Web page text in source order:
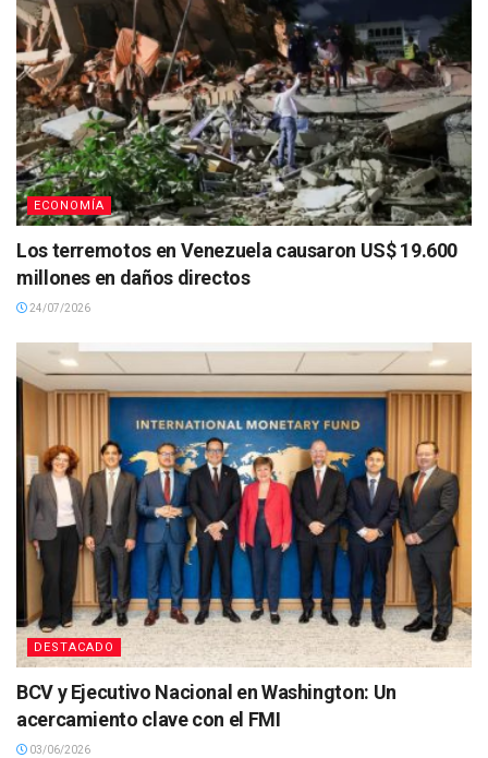
ECONOMÍA
Los terremotos en Venezuela causaron US$ 19.600
millones en daños directos
24/07/2026
DESTACADO
BCV y Ejecutivo Nacional en Washington: Un
acercamiento clave con el FMI
03/06/2026